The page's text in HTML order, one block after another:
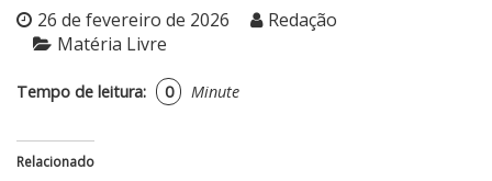
26 de fevereiro de 2026
Redação
Matéria Livre
Tempo de leitura: 0 Minute
Relacionado